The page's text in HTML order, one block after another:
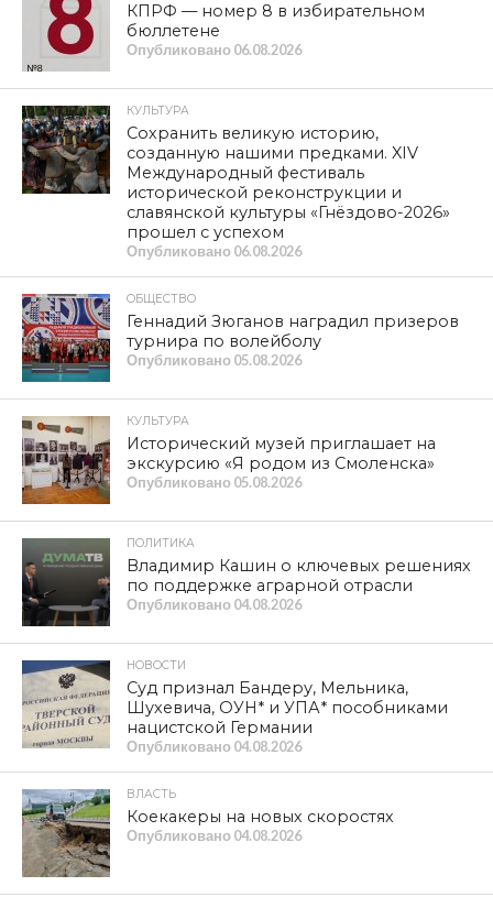
КПРФ — номер 8 в избирательном
бюллетене
Опубликовано 06.08.2026
КУЛЬТУРА
Сохранить великую историю,
созданную нашими предками. XIV
Международный фестиваль
исторической реконструкции и
славянской культуры «Гнёздово-2026»
прошел с успехом
Опубликовано 06.08.2026
ОБЩЕСТВО
Геннадий Зюганов наградил призеров
турнира по волейболу
Опубликовано 05.08.2026
КУЛЬТУРА
Исторический музей приглашает на
экскурсию «Я родом из Смоленска»
Опубликовано 05.08.2026
ПОЛИТИКА
Владимир Кашин о ключевых решениях
по поддержке аграрной отрасли
Опубликовано 04.08.2026
НОВОСТИ
Суд признал Бандеру, Мельника,
Шухевича, ОУН* и УПА* пособниками
нацистской Германии
Опубликовано 04.08.2026
ВЛАСТЬ
Коекакеры на новых скоростях
Опубликовано 04.08.2026